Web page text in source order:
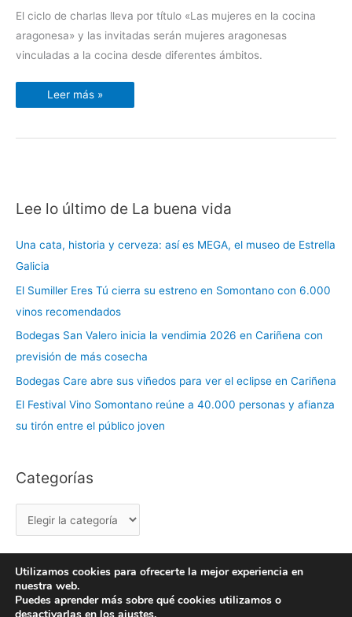
El ciclo de charlas lleva por título «Las mujeres en la cocina
aragonesa» y las invitadas serán mujeres aragonesas
vinculadas a la cocina desde diferentes ámbitos.
curso
el
Ámbito
Cultural
Inglés
de
Leer más »
Lee lo último de La buena vida
Una cata, historia y cerveza: así es MEGA, el museo de Estrella
Galicia
El Sumiller Eres Tú cierra su estreno en Somontano con 6.000
vinos recomendados
Bodegas San Valero inicia la vendimia 2026 en Cariñena con
previsión de más cosecha
Bodegas Care abre sus viñedos para ver el eclipse en Cariñena
El Festival Vino Somontano reúne a 40.000 personas y afianza
su tirón entre el público joven
Categorías
C
t
e
g
o
r
í
a
s
Copyright © 2026 labuenavidaenzaragoza.com
Sitio web protegido porMantenimiento web Zaragoza
Utilizamos cookies para ofrecerte la mejor experiencia en
nuestra web.
Puedes aprender más sobre qué cookies utilizamos o